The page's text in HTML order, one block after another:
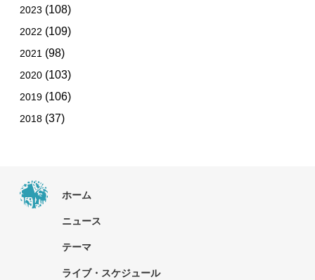
2023 (108)
2022 (109)
2021 (98)
2020 (103)
2019 (106)
2018 (37)
ホーム
ニュース
テーマ
ライブ・スケジュール